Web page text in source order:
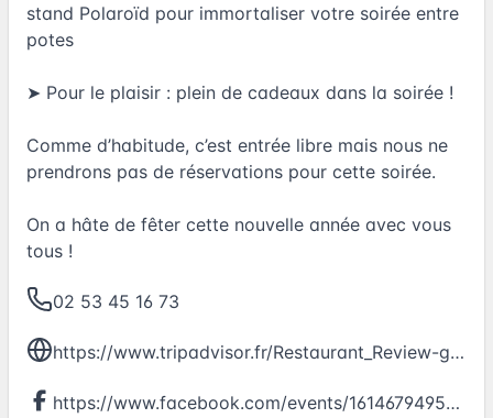
stand Polaroïd pour immortaliser votre soirée entre
potes
➤ Pour le plaisir : plein de cadeaux dans la soirée !
Comme d’habitude, c’est entrée libre mais nous ne
prendrons pas de réservations pour cette soirée.
On a hâte de fêter cette nouvelle année avec vous
tous !
02 53 45 16 73
https://www.tripadvisor.fr/Restaurant_Review-g187198-d7055544-Reviews-Gigg_s_Irish_Pub-Nantes_Loire_Atlantique_Pays_de_la_Loire.html
https://www.facebook.com/events/1614679495508213